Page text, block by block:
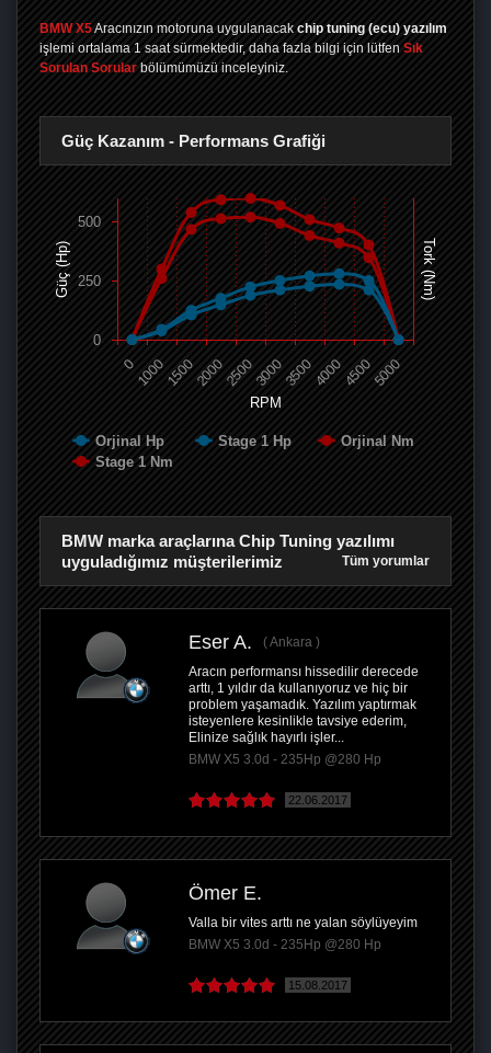
BMW X5Aracınızın motoruna uygulanacak chip tuning (ecu) yazılım
işlemi ortalama 1 saat sürmektedir, daha fazla bilgi için lütfen Sık
Sorulan Sorular bölümümüzü inceleyiniz.
Güç Kazanım - Performans Grafiği
RPM
Güç (Hp) Tork (Nm)
Orjinal Hp Stage 1 Hp
Orjinal Nm
Stage 1 Nm
0 100015002000250030003500400045005000
0
250
500
BMW marka araçlarına Chip Tuning yazılımı
uyguladığımız müşterilerimiz
Tüm yorumlar
Eser A.
Ankara
Aracın performansı hissedilir derecede
arttı, 1 yıldır da kullanıyoruz ve hiç bir
problem yaşamadık. Yazılım yaptırmak
isteyenlere kesinlikle tavsiye ederim,
Elinize sağlık hayırlı işler...
BMW X5 3.0d - 235Hp @280 Hp
22.06.2017
Ömer E.
Valla bir vites arttı ne yalan söylüyeyim
BMW X5 3.0d - 235Hp @280 Hp
15.08.2017